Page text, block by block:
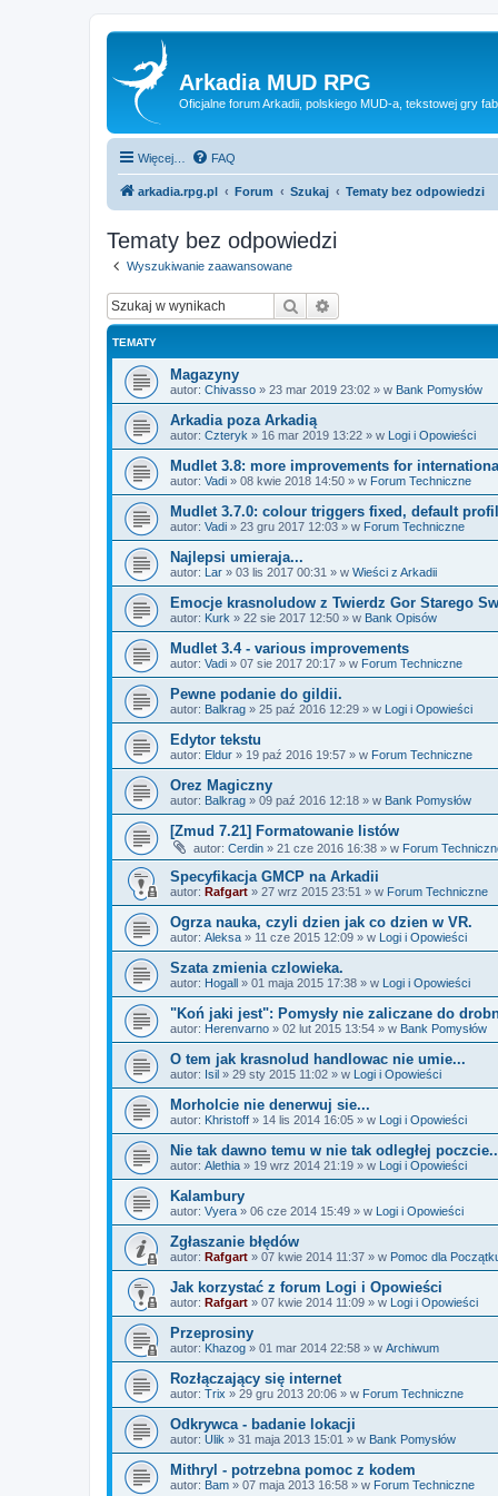
Arkadia MUD RPG
Oficjalne forum Arkadii, polskiego MUD-a, tekstowej gry
Więcej… FAQ
arkadia.rpg.pl Forum Szukaj Tematy bez odpowiedzi
Tematy bez odpowiedzi
Wyszukiwanie zaawansowane
Szukaj
TEMATY
Magazyny
autor: Chivasso » 23 mar 2019 23:02 » w Bank Pomysłów
Arkadia poza Arkadią
autor: Czteryk » 16 mar 2019 13:22 » w Logi i Opowieści
Mudlet 3.8: more improvements for
autor: Vadi » 08 kwie 2018 14:50 » w Forum Techniczne
Mudlet 3.7.0: colour triggers fixed, default
autor: Vadi » 23 gru 2017 12:03 » w Forum Techniczne
Najlepsi umieraja...
autor: Lar » 03 lis 2017 00:31 » w Wieści z Arkadii
Emocje krasnoludow z Twierdz Gor Starego
autor: Kurk » 22 sie 2017 12:50 » w Bank Opisów
Mudlet 3.4 - various improvements
autor: Vadi » 07 sie 2017 20:17 » w Forum Techniczne
Pewne podanie do gildii.
autor: Balkrag » 25 paź 2016 12:29 » w Logi i Opowieści
Edytor tekstu
autor: Eldur » 19 paź 2016 19:57 » w Forum Techniczne
Orez Magiczny
autor: Balkrag » 09 paź 2016 12:18 » w Bank Pomysłów
[Zmud 7.21] Formatowanie listów
autor: Cerdin » 21 cze 2016 16:38 » w Forum
Specyfikacja GMCP na Arkadii
autor: Rafgart » 27 wrz 2015 23:51 » w Forum Techniczne
Ogrza nauka, czyli dzien jak co dzien w VR.
autor: Aleksa » 11 cze 2015 12:09 » w Logi i Opowieści
Szata zmienia czlowieka.
autor: Hogall » 01 maja 2015 17:38 » w Logi i Opowieści
"Koń jaki jest": Pomysły nie zaliczane do
autor: Herenvarno » 02 lut 2015 13:54 » w Bank Pomysłów
O tem jak krasnolud handlowac nie umie...
autor: Isil » 29 sty 2015 11:02 » w Logi i Opowieści
Morholcie nie denerwuj sie...
autor: Khristoff » 14 lis 2014 16:05 » w Logi i Opowieści
Nie tak dawno temu w nie tak odległej
autor: Alethia » 19 wrz 2014 21:19 » w Logi i Opowieści
Kalambury
autor: Vyera » 06 cze 2014 15:49 » w Logi i Opowieści
Zgłaszanie błędów
autor: Rafgart » 07 kwie 2014 11:37 » w Pomoc dla
Jak korzystać z forum Logi i Opowieści
autor: Rafgart » 07 kwie 2014 11:09 » w Logi i Opowieści
Przeprosiny
autor: Khazog » 01 mar 2014 22:58 » w Archiwum
Rozłączający się internet
autor: Trix » 29 gru 2013 20:06 » w Forum Techniczne
Odkrywca - badanie lokacji
autor: Ulik » 31 maja 2013 15:01 » w Bank Pomysłów
Mithryl - potrzebna pomoc z kodem
autor: Bam » 07 maja 2013 16:58 » w Forum Techniczne